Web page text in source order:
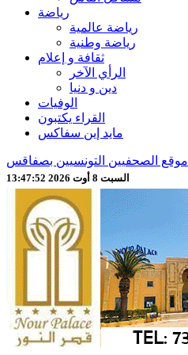
رياضة
رياضة عالمية
رياضة وطنية
ثقافة و إعلام
الرأي الآخر
دين و دنيا
الوفيات
القراء يكتبون
مايد إين سفاكس
موقع الصحفيين التونسيين بصفاقس
السبت 8 أوت 2026 13:47:52